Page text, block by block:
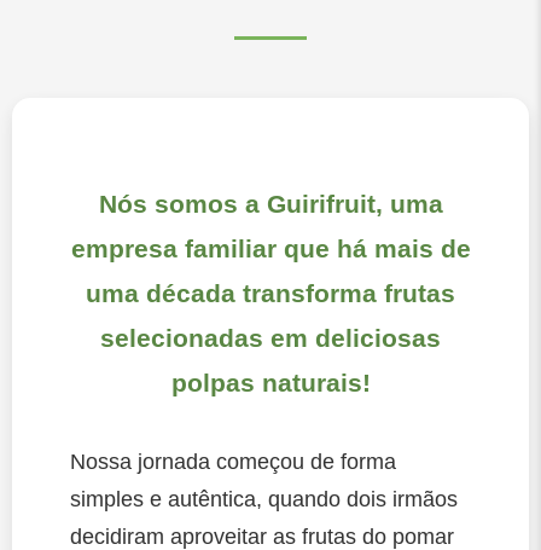
Nós somos a Guirifruit, uma
empresa familiar que há mais de
uma década transforma frutas
selecionadas em deliciosas
polpas naturais!
Nossa jornada começou de forma
simples e autêntica, quando dois irmãos
decidiram aproveitar as frutas do pomar